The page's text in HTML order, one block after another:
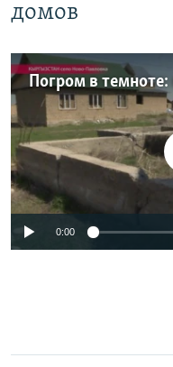
домов
No media
0:00